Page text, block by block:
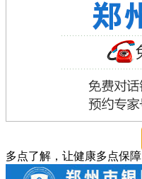
多点了解，让健康多点保障